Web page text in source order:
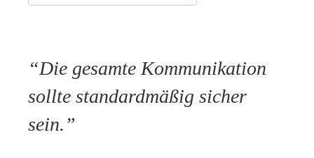
Die gesamte Kommunikation
sollte standardmäßig sicher
sein.